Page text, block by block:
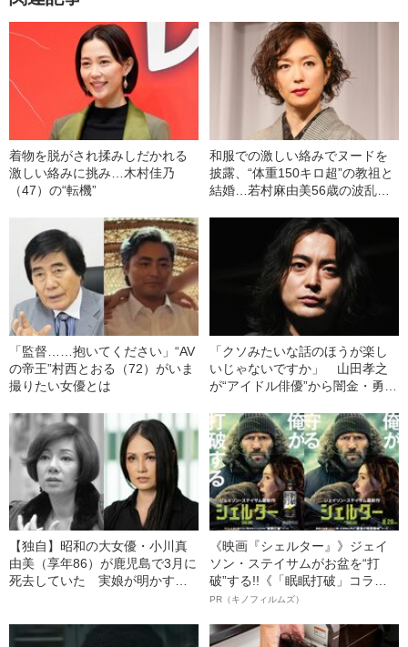
着物を脱がされ揉みしだかれる
激しい絡みに挑み…木村佳乃
（47）の“転機”
和服での激しい絡みでヌードを
披露、“体重150キロ超”の教祖と
結婚…若村麻由美56歳の波乱万
「監督……抱いてください」“AV
の帝王”村西とおる（72）がいま
撮りたい女優とは
「クソみたいな話のほうが楽し
いじゃないですか」 山田孝之
が“アイドル俳優”から闇金・勇
ラ変できたワケ
【独自】昭和の大女優・小川真
由美（享年86）が鹿児島で3月に
死去していた 実娘が明かす
《映画『シェルター』》ジェイ
ソン・ステイサムがお盆を“打
破”する!!《「眠眠打破」コラ
ボ》
PR（キノフィルムズ）